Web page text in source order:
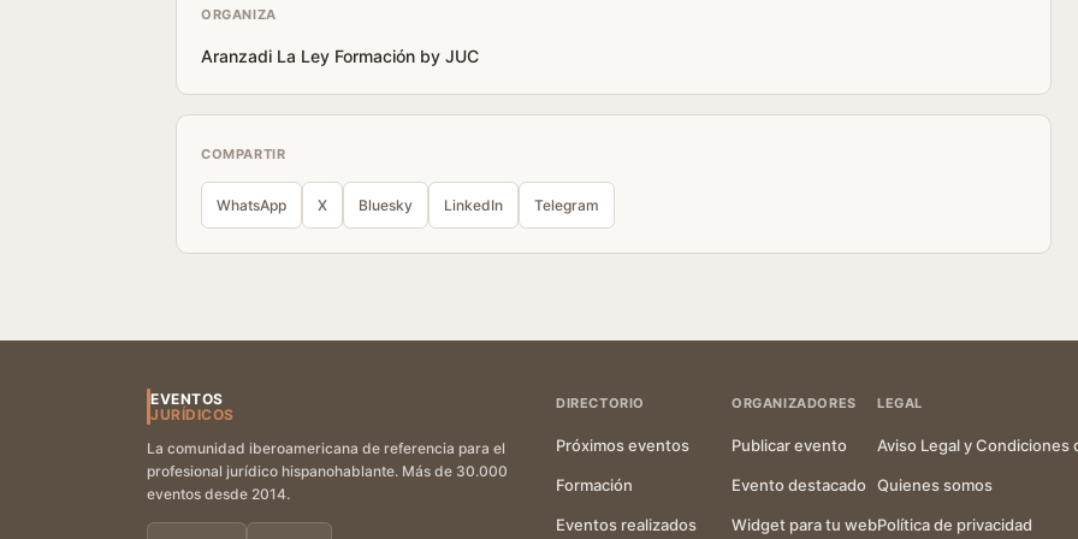
ORGANIZA
Aranzadi La Ley Formación by JUC
COMPARTIR
WhatsApp X Bluesky LinkedIn Telegram
EVENTOS
JURÍDICOS
La comunidad iberoamericana de referencia para el
profesional jurídico hispanohablante. Más de 30.000
eventos desde 2014.
DIRECTORIO
Próximos eventos
Formación
Eventos realizados
ORGANIZADORES
Publicar evento
Evento destacado
Widget para tu web
LEGAL
Aviso Legal y Condiciones
Quienes somos
Política de privacidad